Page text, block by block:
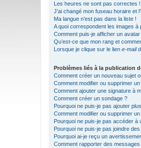
Les heures ne sont pas correctes !
J’ai changé mon fuseau horaire et
Ma langue n’est pas dans la liste !
A quoi correspondent les images à
Comment puis-je afficher un avatar
Qu’est-ce que mon rang et
Lorsque je clique sur le lien e-mail
Problèmes liés à la publication
Comment créer un nouveau sujet
Comment modifier ou supprimer
Comment ajouter une signature à
Comment créer un sondage ?
Pourquoi ne puis-je pas ajouter
Comment modifier ou supprimer
Pourquoi ne puis-je pas accéder à
Pourquoi ne puis-je pas joindre
Pourquoi ai-je reçu un
Comment rapporter des